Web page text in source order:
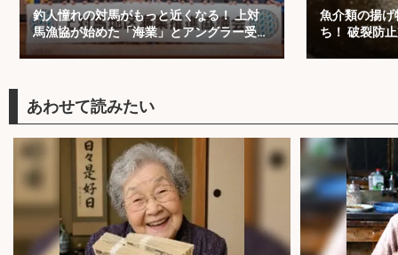
釣人憧れの対馬がもっと近くなる！ 上対
馬漁協が始めた「海業」とアングラー受け
入れ最前線を取材
魚介類の揚
ち！ 破裂防